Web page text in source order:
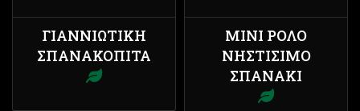
ΓΙΑΝΝΙΏΤΙΚΗ
ΣΠΑΝΑΚΌΠΙΤΑ
ΜΊΝΙ ΡΟΛΌ
ΝΗΣΤΊΣΙΜΟ
ΣΠΑΝΆΚΙ